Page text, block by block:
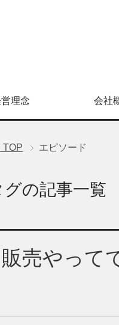
理念 会社
TOP エピソード
グの記事一覧
売やって